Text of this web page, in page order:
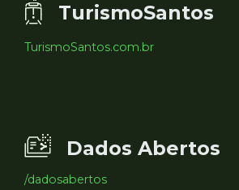
TurismoSantos
TurismoSantos.com.br
Dados Abertos
/dadosabertos